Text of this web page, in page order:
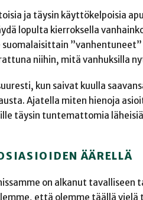
ja täysin käyttökelpoisia
lopulta kierroksella
niihin, mitä vanhuksilla
kun saivat kuulla
Ajatella miten hienoja
täysin tuntemattomia
ÄÄRELLÄ
on alkanut tavalliseen
että olemme täällä